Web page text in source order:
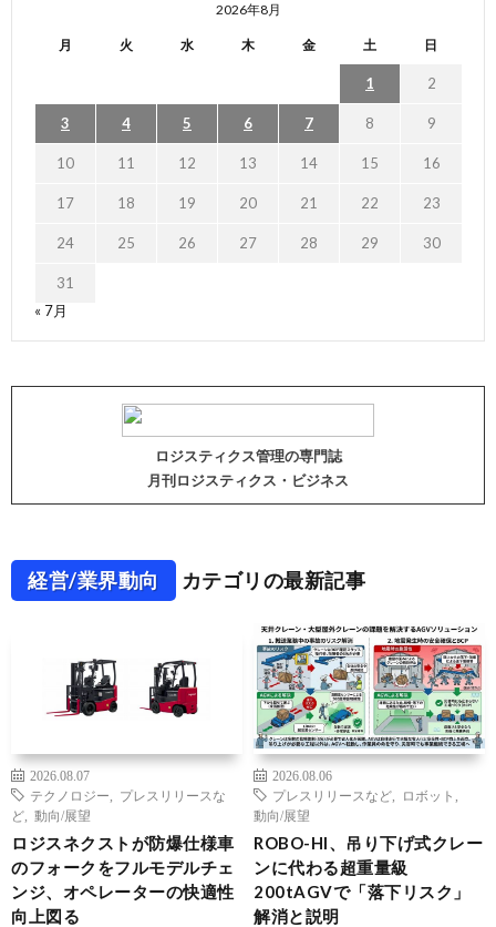
2026年8月
月 火 水 木 金 土 日
1 2
3 4 5 6 7 8 9
10 11 12 13 14 15 16
17 18 19 20 21 22 23
24 25 26 27 28 29 30
31
« 7月
ロジスティクス管理の専門誌
月刊ロジスティクス・ビジネス
経営/業界動向 カテゴリの最新記事
2026.08.07
テクノロジー
プレスリリースな
ど
動向/展望
ロジスネクストが防爆仕様車
のフォークをフルモデルチェ
ンジ、オペレーターの快適性
向上図る
2026.08.06
プレスリリースなど
ロボット
動向/展望
ROBO-HI、吊り下げ式クレー
ンに代わる超重量級
200tAGVで「落下リスク」
解消と説明